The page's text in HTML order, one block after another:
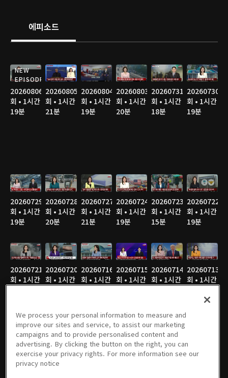
에피소드
NEW
EPISODE
20260806
회 • 1시간
19분
20260805
회 • 1시간
21분
20260804
회 • 1시간
19분
20260803
회 • 1시간
20분
20260731
회 • 1시간
18분
20260730
회 • 1시간
19분
20260729
회 • 1시간
19분
20260728
회 • 1시간
20분
20260727
회 • 1시간
21분
20260724
회 • 1시간
19분
20260723
회 • 1시간
15분
20260722
회 • 1시간
19분
20260721
회 • 1시간
20260720
회 • 1시간
20260716
회 • 1시간
20260715
회 • 1시간
20260714
회 • 1시간
20260713
회 • 1시간
20260710
회 • 1시간
19분
20260709
회 • 1시간
20분
20260708
회 • 1시간
19분
20260707
회 • 1시간
20분
20260706
회 • 1시간
19분
회 • 1시간
20분
We process your personal information to measure and
improve our sites and service, to assist our marketing
campaigns and to provide personalised content and
advertising. By clicking the button on the right, you can
exercise your privacy rights. For more information see our
privacy notice